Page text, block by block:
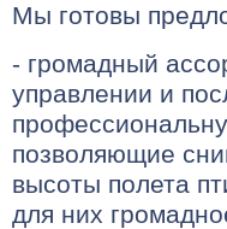
Мы готовы
- громадный
управлении и
позволяющие
высоты полета
для них